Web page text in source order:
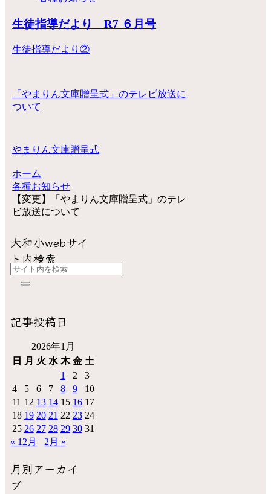
生徒指導だより R7 ６月号
生徒指導だより②
「やまりん文庫贈呈式」のテレビ放送に
ついて
やまりん文庫贈呈式
ホーム
各種お知らせ
【変更】「やまりん文庫贈呈式」のテレ
ビ放送について
大和小webサイ
ト内検索
記事投稿日
2026年1月
日
月 火 水 木 金 土
1
2
3
4
5 6 7 8 9
10
11 12 13 14 15 16 17
18 19 20 21 22 23 24
25 26 27 28 29 30 31
« 12月
2月 »
月別アーカイ
ブ